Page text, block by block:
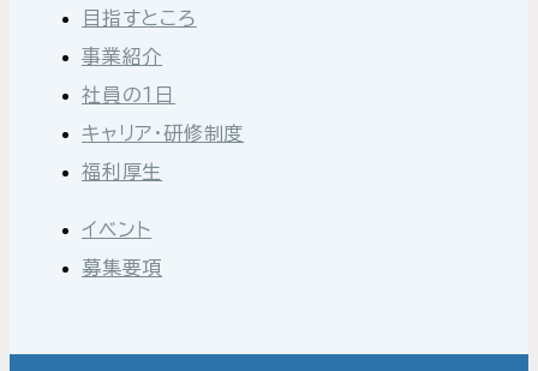
目指すところ
事業紹介
社員の１日
キャリア・研修制度
福利厚生
イベント
募集要項